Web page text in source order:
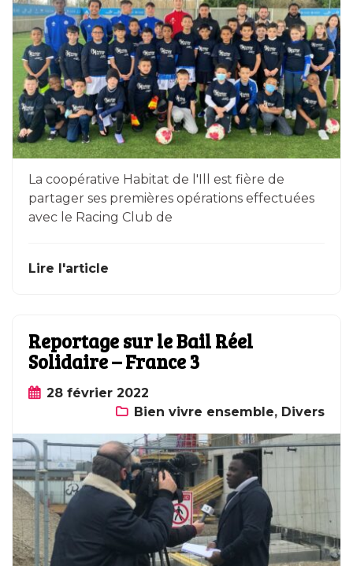
La coopérative Habitat de l'Ill est fière de
partager ses premières opérations effectuées
avec le Racing Club de
Lire l'article
Reportage sur le Bail Réel
Solidaire – France 3
28 février 2022
Bien vivre ensemble, Divers